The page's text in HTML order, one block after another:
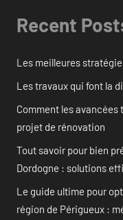
Recent
Les meilleures
Les travaux qui font la
Comment les
projet de rénovation
Tout savoir pour bien
Dordogne : solutions
Le guide ultime pour
région de Périgueux :